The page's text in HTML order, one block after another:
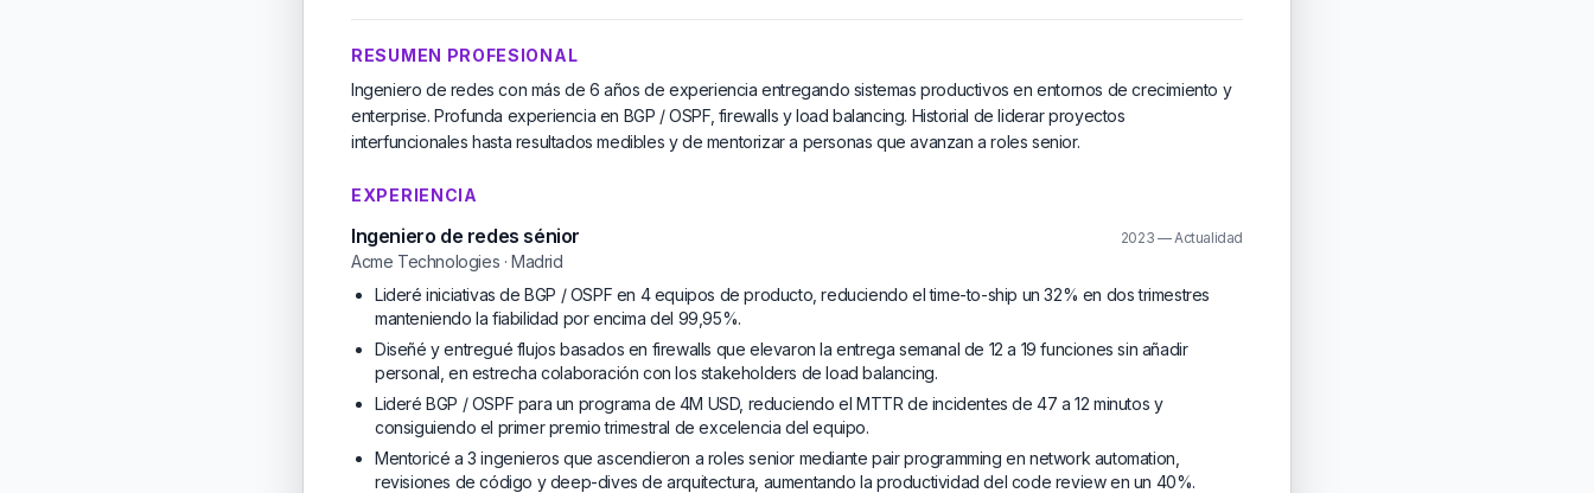
RESUMEN PROFESIONAL
Ingeniero de redes con más de 6 años de experiencia entregando sistemas productivos en entornos de crecimiento y
enterprise. Profunda experiencia en BGP / OSPF, firewalls y load balancing. Historial de liderar proyectos
interfuncionales hasta resultados medibles y de mentorizar a personas que avanzan a roles senior.
EXPERIENCIA
Ingeniero de redes sénior 2023 — Actualidad
Acme Technologies · Madrid
Lideré iniciativas de BGP / OSPF en 4 equipos de producto, reduciendo el time-to-ship un 32% en dos trimestres
manteniendo la fiabilidad por encima del 99,95%.
Diseñé y entregué flujos basados en firewalls que elevaron la entrega semanal de 12 a 19 funciones sin añadir
personal, en estrecha colaboración con los stakeholders de load balancing.
Lideré BGP / OSPF para un programa de 4M USD, reduciendo el MTTR de incidentes de 47 a 12 minutos y
consiguiendo el primer premio trimestral de excelencia del equipo.
Mentoricé a 3 ingenieros que ascendieron a roles senior mediante pair programming en network automation,
revisiones de código y deep-dives de arquitectura, aumentando la productividad del code review en un 40%.